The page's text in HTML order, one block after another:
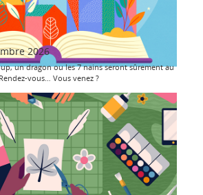
2026
un dragon ou les 7 nains seront sûrement au
Rendez-vous… Vous venez ?